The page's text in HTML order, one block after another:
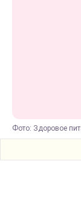
Фото: Здоровое